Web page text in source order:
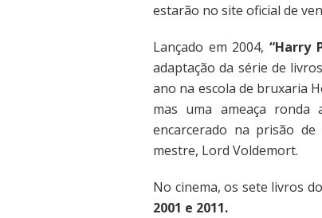
estarão no site oficial de
Lançado em 2004, “Harry
adaptação da série de
ano na escola de bruxaria
mas uma ameaça ronda
encarcerado na prisão
mestre, Lord Voldemort.
No cinema, os sete livros
2001 e 2011.